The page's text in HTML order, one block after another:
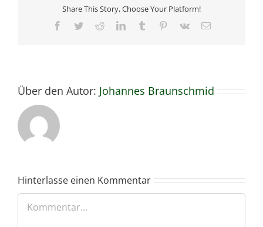
Share This Story, Choose Your Platform!
Facebook
TwitterRedditLinkedInTumblr Pinterest
Vk
E-
Über den Autor: Johannes Braunschmid
Hinterlasse einen Kommentar
Kommentar